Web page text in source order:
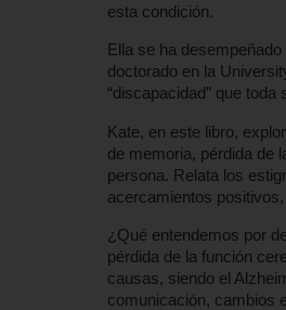
esta condición.
Ella se ha
doctorado en la
“discapacidad” que
Kate, en este libro,
de memoria, pérdida de
persona. Relata los
acercamientos
¿Qué entendemos por
pérdida de la función
causas, siendo el
comunicación, cambios